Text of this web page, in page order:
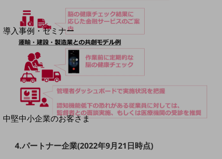
別ウィンドウで開きます
サービスをご利用中のお客さま
導入事例・セミナー
導入事例TOP
最新の導入事例や注目の導入事例をご紹介します
セミナー
開催・出展する各種セミナー、イベント情報をご紹介します
別ウィンドウで開きます
中堅中小企業のお客さま
ビジネスお役立ち情報
4.パートナー企業(2022年9月21日時点)